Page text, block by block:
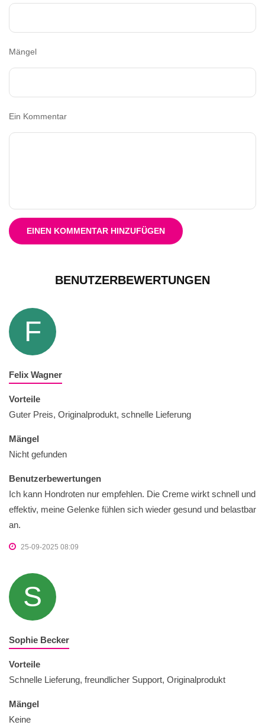
Mängel
Ein Kommentar
EINEN KOMMENTAR HINZUFÜGEN
BENUTZERBEWERTUNGEN
F
Felix Wagner
Vorteile
Guter Preis, Originalprodukt, schnelle Lieferung
Mängel
Nicht gefunden
Benutzerbewertungen
Ich kann Hondroten nur empfehlen. Die Creme wirkt schnell und
effektiv, meine Gelenke fühlen sich wieder gesund und belastbar
an.
25-09-2025 08:09
S
Sophie Becker
Vorteile
Schnelle Lieferung, freundlicher Support, Originalprodukt
Mängel
Keine